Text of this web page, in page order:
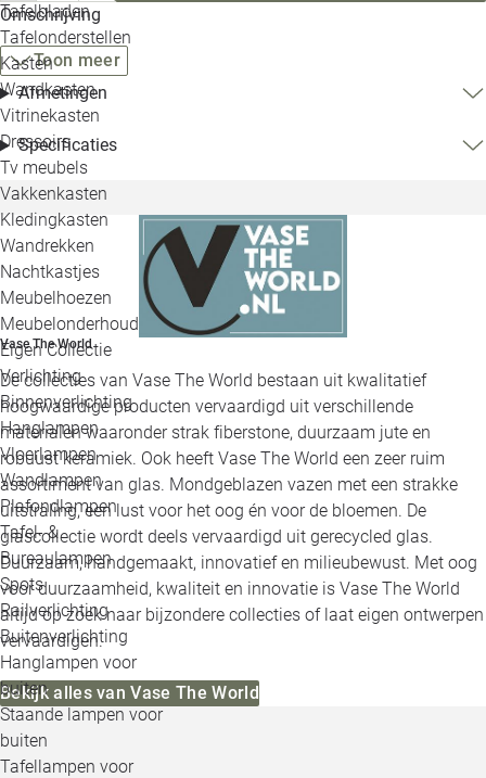
Tafelbladen
Tafelonderstellen
Kasten
Wandkasten
Vitrinekasten
Dressoirs
Tv meubels
Vakkenkasten
Kledingkasten
Wandrekken
Nachtkastjes
Meubelhoezen
Meubelonderhoud
Eigen Collectie
Verlichting
Binnenverlichting
Hanglampen
Vloerlampen
Wandlampen
Plafondlampen
Tafel- &
Bureaulampen
Spots
Railverlichting
Buitenverlichting
Hanglampen voor
buiten
Staande lampen voor
buiten
Tafellampen voor
Omschrijving
Toon meer
Afmetingen
Specificaties
Vase The World
De collecties van Vase The World bestaan uit kwalitatief
hoogwaardige producten vervaardigd uit verschillende
materialen waaronder strak fiberstone, duurzaam jute en
robuust keramiek. Ook heeft Vase The World een zeer ruim
assortiment van glas. Mondgeblazen vazen met een strakke
uitstraling, een lust voor het oog én voor de bloemen. De
glascollectie wordt deels vervaardigd uit gerecycled glas.
Duurzaam, handgemaakt, innovatief en milieubewust. Met oog
voor duurzaamheid, kwaliteit en innovatie is Vase The World
altijd op zoek naar bijzondere collecties of laat eigen ontwerpen
vervaardigen.
Bekijk alles van Vase The World